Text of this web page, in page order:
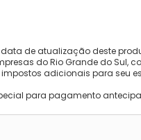
de atualização deste
do Rio Grande do Sul,
adicionais para seu
para pagamento